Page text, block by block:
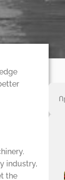
industry,
the